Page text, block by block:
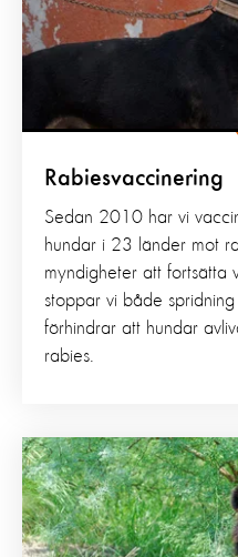
Rabiesvaccinering
Sedan 2010 har vi
hundar i 23 länder mot
myndigheter att fortsätta
stoppar vi både
förhindrar att hundar
rabies.